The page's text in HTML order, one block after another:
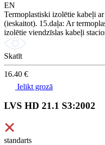
EN
Termoplastiski izolētie kabeļi
(ieskaitot). 15.daļa: Ar
izolētie viendzīslas kabeļi
Skatīt
16.40 €
Ielikt grozā
LVS HD 21.1 S3:2002
standarts